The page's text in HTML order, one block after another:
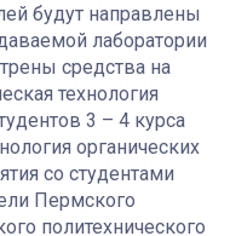
будут направлены
лаборатории
средства на
технология
3 – 4 курса
органических
со студентами
Пермского
политехнического